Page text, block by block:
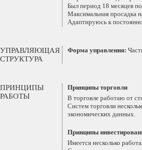
Был период 18 месяцев
Максимальная просадка
Адаптируюсь к
УПРАВЛЯЮЩАЯ
СТРУКТУРА
Форма управления:
ПРИНЦИПЫ
РАБОТЫ
Принципы торговли
В торговле работаю от
Систем торговли
экономических данных.
Принципы
Имеется несколько